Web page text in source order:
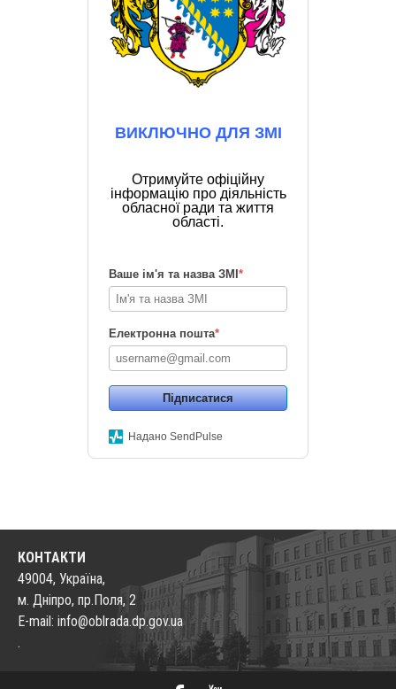
ВИКЛЮЧНО ДЛЯ ЗМІ
Отримуйте офіційну
інформацію про діяльність
обласної ради та життя
області.
Ваше ім'я та назва ЗМІ *
Електронна пошта*
Підписатися
Надано SendPulse
КОНТАКТИ
49004, Україна,
м. Дніпро, пр.Поля, 2
E-mail: info@oblrada.dp.gov.ua
.